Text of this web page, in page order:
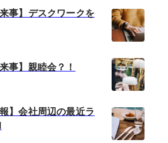
来事】デスクワークを
事】親睦会？！
報】会社周辺の最近ラ